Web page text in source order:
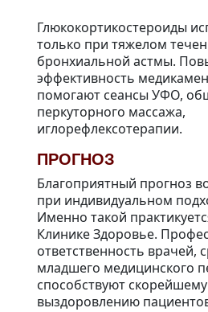
Глюкокортикостероиды
только при тяжелом
бронхиальной астмы.
эффективность
помогают сеансы УФО,
перкуторного массажа,
иглорефлексотерапии.
ПРОГНОЗ
Благоприятный прогноз
при индивидуальном
Именно такой
Клинике Здоровье.
ответственность врачей,
младшего медицинского
способствуют скорейшему
выздоровлению